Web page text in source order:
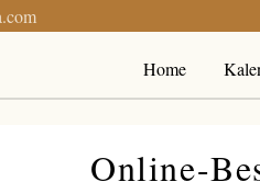
Home
Online-